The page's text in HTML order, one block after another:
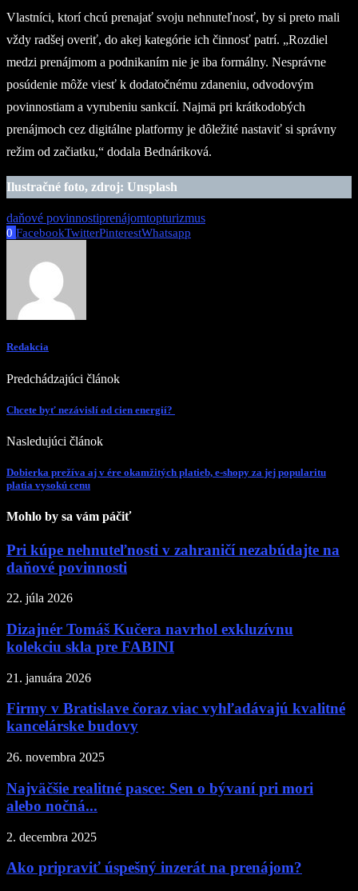
Vlastníci, ktorí chcú prenajať svoju nehnuteľnosť, by si preto mali
vždy radšej overiť, do akej kategórie ich činnosť patrí. „Rozdiel
medzi prenájmom a podnikaním nie je iba formálny. Nesprávne
posúdenie môže viesť k dodatočnému zdaneniu, odvodovým
povinnostiam a vyrubeniu sankcií. Najmä pri krátkodobých
prenájmoch cez digitálne platformy je dôležité nastaviť si správny
režim od začiatku,“ dodala Bednáriková.
Ilustračné foto, zdroj: Unsplash
daňové povinnostiprenájomtopturizmus
0 FacebookTwitterPinterestWhatsapp
Redakcia
Predchádzajúci článok
Chcete byť nezávislí od cien energií?
Nasledujúci článok
Dobierka prežíva aj v ére okamžitých platieb, e-shopy za jej popularitu
platia vysokú cenu
Mohlo by sa vám páčiť
Pri kúpe nehnuteľnosti v zahraničí nezabúdajte na
daňové povinnosti
22. júla 2026
Dizajnér Tomáš Kučera navrhol exkluzívnu
kolekciu skla pre FABINI
21. januára 2026
Firmy v Bratislave čoraz viac vyhľadávajú kvalitné
kancelárske budovy
26. novembra 2025
Najväčšie realitné pasce: Sen o bývaní pri mori
alebo nočná...
2. decembra 2025
Ako pripraviť úspešný inzerát na prenájom?